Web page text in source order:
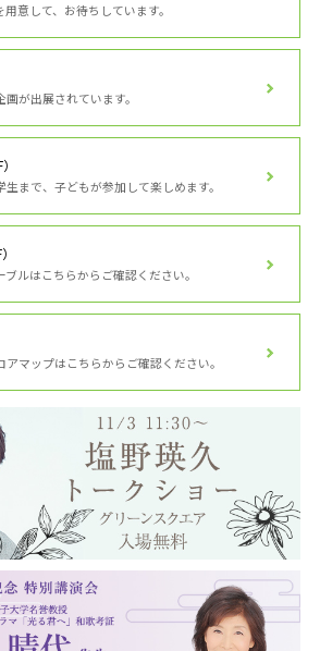
意して、お待ちしています。
が出展されています。
まで、子どもが参加して楽しめます。
ルはこちらからご確認ください。
マップはこちらからご確認ください。